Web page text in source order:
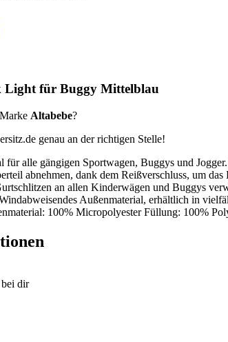
Light für Buggy Mittelblau
Altabebe?
genau an der richtigen Stelle!
für alle gängigen Sportwagen, Buggys und
abnehmen, dank dem Reißverschluss, um
an allen Kinderwägen und Buggys
Außenmaterial, erhältlich in
100% Micropolyester Füllung: 100%
dir